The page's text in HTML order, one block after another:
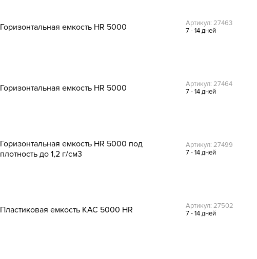
Горизонтальная емкость HR 5000
Артикул: 27463
7 - 14 дней
Горизонтальная емкость HR 5000
Артикул: 27464
7 - 14 дней
Горизонтальная емкость HR 5000 под
плотность до 1,2 г/см3
Артикул: 27499
7 - 14 дней
Пластиковая емкость КАС 5000 HR
Артикул: 27502
7 - 14 дней